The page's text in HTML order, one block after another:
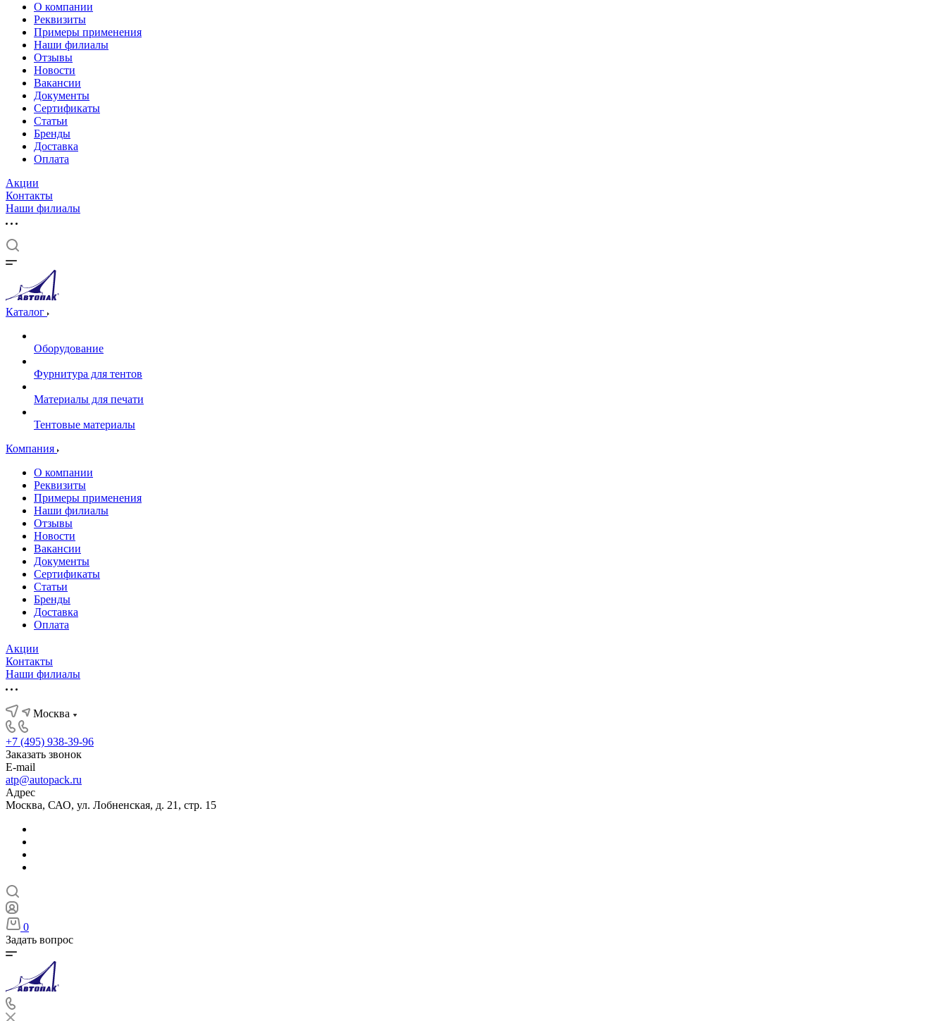
О компании
Реквизиты
Примеры применения
Наши филиалы
Отзывы
Новости
Вакансии
Документы
Cертификаты
Статьи
Бренды
Доставка
Оплата
Акции
Контакты
Наши филиалы
Каталог
Оборудование
Фурнитура для тентов
Материалы для печати
Тентовые материалы
Компания
О компании
Реквизиты
Примеры применения
Наши филиалы
Отзывы
Новости
Вакансии
Документы
Cертификаты
Статьи
Бренды
Доставка
Оплата
Акции
Контакты
Наши филиалы
Москва
+7 (495) 938-39-96
Заказать звонок
E-mail
atp@autopack.ru
Адрес
Москва, САО, ул. Лобненская, д. 21, стр. 15
0
Задать вопрос